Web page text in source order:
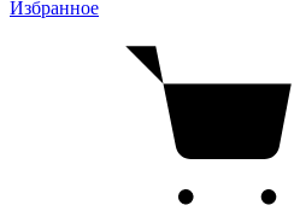
Избранное